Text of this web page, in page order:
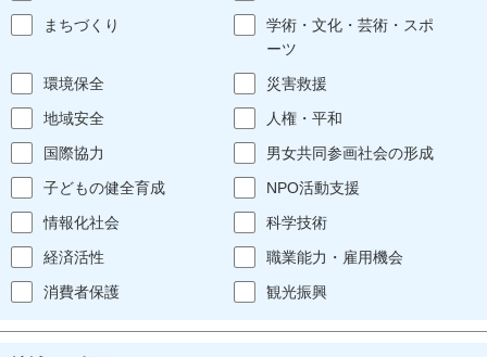
まちづくり
学術・文化・芸術・スポ
ーツ
環境保全
災害救援
地域安全
人権・平和
国際協力
男女共同参画社会の形成
子どもの健全育成
NPO活動支援
情報化社会
科学技術
経済活性
職業能力・雇用機会
消費者保護
観光振興